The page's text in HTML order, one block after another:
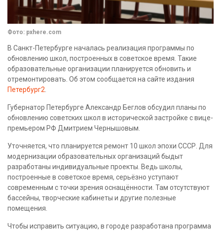
Фото: pxhere.com
В Санкт-Петербурге началась реализация программы по
обновлению школ, построенных в советское время. Такие
образовательные организации планируется обновить и
отремонтировать. Об этом сообщается на сайте издания
Петербург2
Губернатор Петербурге Александр Беглов обсудил планы по
обновлению советских школ в исторической застройке с вице-
премьером РФ Дмитрием Чернышовым.
Уточняется, что планируется ремонт 10 школ эпохи СССР. Для
модернизации образовательных организаций быдыт
разработаны индивидуальные проекты. Ведь школы,
построенные в советское время, серьёзно уступают
современным с точки зрения оснащённости. Там отсутствуют
бассейны, творческие кабинеты и другие полезные
помещения.
Чтобы исправить ситуацию, в городе разработана программа